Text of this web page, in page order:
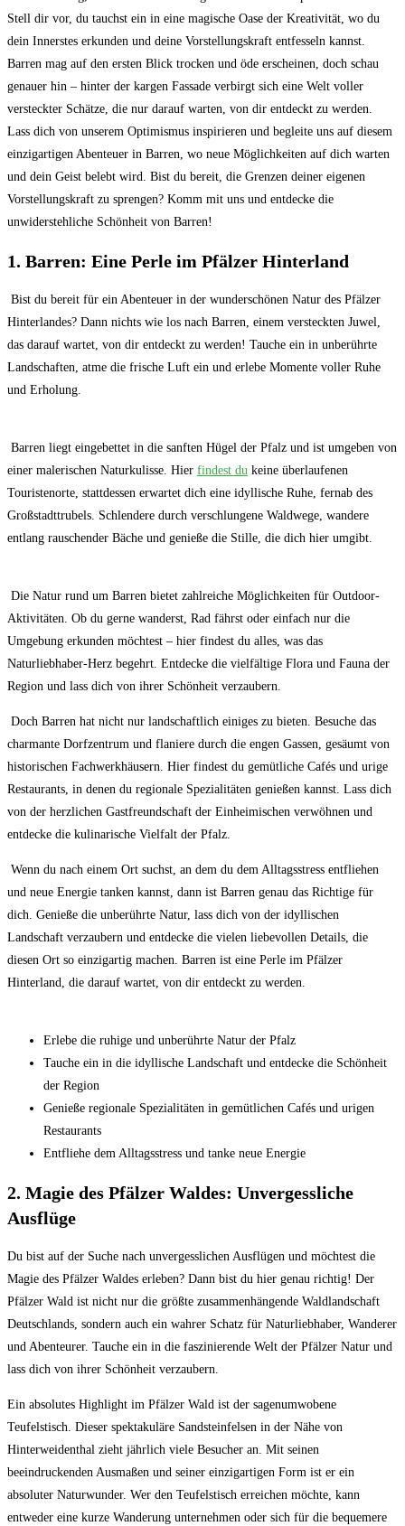
Stell dir vor, du tauchst ein in eine ⁢magische Oase der Kreativität, wo ‍du
dein⁢ Innerstes ⁤erkunden‌ und deine Vorstellungskraft entfesseln kannst.‌
Barren mag auf den ersten Blick trocken und‌ öde erscheinen, doch schau
genauer ‍hin –⁢ hinter der kargen Fassade verbirgt sich eine Welt voller
versteckter Schätze, die nur darauf ‌warten,‌ von dir entdeckt zu werden.
Lass‌ dich ‌von ⁣unserem Optimismus inspirieren und ‌begleite uns auf ​diesem
einzigartigen Abenteuer in Barren, wo neue​ Möglichkeiten auf dich‌ warten
und dein Geist belebt wird.⁢ Bist du bereit, die ⁣Grenzen deiner⁣ eigenen
Vorstellungskraft zu sprengen?‍ Komm mit uns und entdecke die
unwiderstehliche Schönheit von Barren!
1. Barren: Eine Perle ​im Pfälzer⁤ Hinterland
‍ Bist du bereit für ein ⁢Abenteuer ​in der⁤ wunderschönen Natur des⁤ Pfälzer
Hinterlandes?​ Dann nichts wie los nach Barren, einem ‍versteckten Juwel,
das darauf wartet, von dir entdeckt ‌zu werden! Tauche ein in unberührte
Landschaften, ⁢atme‍ die frische Luft ein und erlebe Momente voller Ruhe
und⁣ Erholung.
⁢ Barren ⁢liegt eingebettet in die sanften Hügel der Pfalz und‍ ist umgeben‍ von
‍einer malerischen⁤ Naturkulisse. ‌Hier findest du ​ keine überlaufenen
Touristenorte, stattdessen erwartet dich eine idyllische Ruhe, fernab des
Großstadttrubels. ‍Schlendere durch verschlungene Waldwege, wandere
entlang rauschender Bäche und genieße die Stille, die dich hier umgibt.
‌ Die Natur rund um ⁤Barren bietet zahlreiche Möglichkeiten ⁤für Outdoor-
Aktivitäten. Ob⁣ du gerne wanderst, Rad fährst⁢ oder einfach nur die​
Umgebung ‍erkunden möchtest – hier​ findest du alles, was das‌
Naturliebhaber-Herz ‌begehrt. Entdecke ‍die ​vielfältige‍ Flora‌ und Fauna⁢ der
Region und ⁣lass dich von ihrer Schönheit verzaubern.
⁤ Doch Barren hat nicht nur landschaftlich einiges zu bieten. Besuche das
charmante Dorfzentrum und flaniere durch die engen Gassen, gesäumt von
historischen Fachwerkhäusern. Hier ‌findest du gemütliche Cafés⁢ und urige
Restaurants, in denen du ⁤regionale ‍Spezialitäten genießen kannst. Lass dich
von der ⁤herzlichen Gastfreundschaft der Einheimischen verwöhnen und
entdecke⁢ die kulinarische Vielfalt der Pfalz.
⁤ Wenn du nach einem Ort suchst, an ‌dem du dem Alltagsstress entfliehen
und neue Energie tanken kannst, dann ist Barren genau das Richtige für⁣
dich. Genieße die​ unberührte Natur, lass dich von der idyllischen
Landschaft verzaubern und entdecke⁣ die vielen liebevollen​ Details, die
diesen ⁣Ort so einzigartig machen. Barren‌ ist eine Perle im Pfälzer
Hinterland, die darauf wartet, von dir entdeckt zu⁤ werden.
Erlebe die ruhige und unberührte Natur der Pfalz
Tauche ein in die⁣ idyllische Landschaft ⁣und entdecke die Schönheit
‌der Region
Genieße regionale Spezialitäten in gemütlichen ⁣Cafés und ‌urigen
Restaurants
Entfliehe dem Alltagsstress und tanke neue Energie
2. Magie des Pfälzer Waldes: Unvergessliche
Ausflüge
Du bist auf der Suche nach unvergesslichen Ausflügen⁢ und möchtest die
Magie des ​Pfälzer Waldes erleben? Dann bist du hier genau richtig!‌ Der
Pfälzer Wald ist nicht nur⁢ die größte zusammenhängende Waldlandschaft
Deutschlands, sondern auch‌ ein wahrer ​Schatz⁣ für ​Naturliebhaber, Wanderer⁤
und Abenteurer.​ Tauche ein in die faszinierende Welt der Pfälzer Natur ⁢und
lass dich ‍von ihrer Schönheit verzaubern.
Ein absolutes Highlight im​ Pfälzer Wald ist der sagenumwobene
Teufelstisch. Dieser spektakuläre‍ Sandsteinfelsen in der Nähe von
Hinterweidenthal zieht ​jährlich viele Besucher an. Mit seinen
beeindruckenden ​Ausmaßen und‌ seiner einzigartigen Form⁤ ist ⁤er ein
absoluter Naturwunder. Wer den Teufelstisch erreichen möchte,⁣ kann
⁣entweder⁢ eine kurze‌ Wanderung unternehmen oder ⁢sich für die bequemere